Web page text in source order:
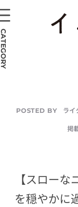
POSTED BY ラ
掲
【スロー
を穏やかに